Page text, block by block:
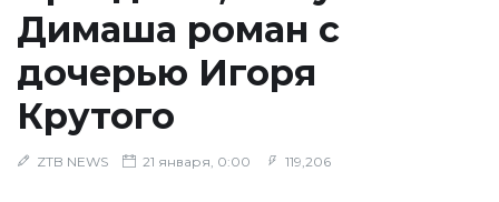
Димаша роман с
дочерью Игоря
Крутого
ZTB NEWS 21 января, 0:00 119,206